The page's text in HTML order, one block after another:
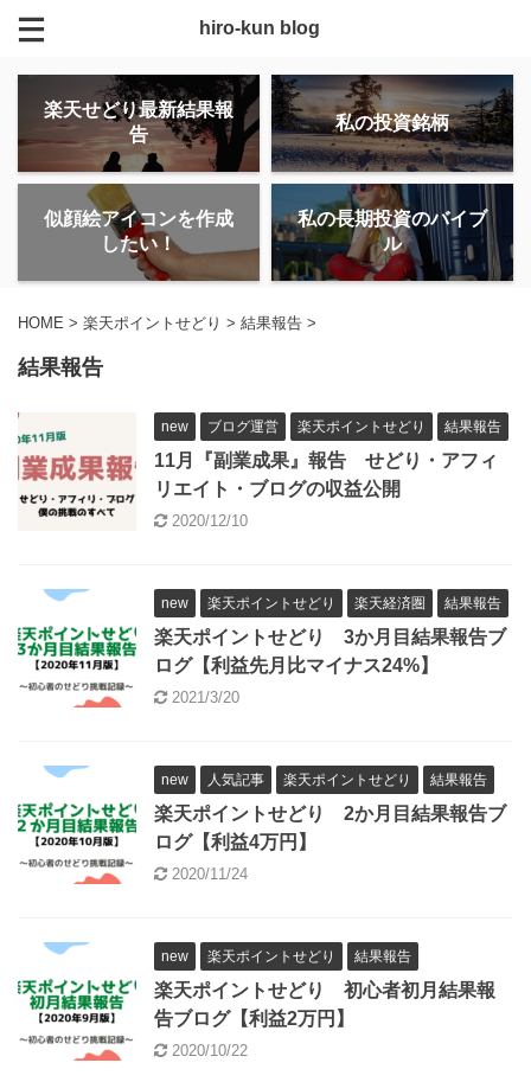
hiro-kun blog
楽天せどり最新結果報
告
私の投資銘柄
似顔絵アイコンを作成
したい！
私の長期投資のバイブ
ル
HOME > 楽天ポイントせどり > 結果報告 >
結果報告
new ブログ運営 楽天ポイントせどり 結果報告
11月『副業成果』報告 せどり・アフィ
リエイト・ブログの収益公開
2020/12/10
new 楽天ポイントせどり 楽天経済圏 結果報告
楽天ポイントせどり 3か月目結果報告ブ
ログ【利益先月比マイナス24%】
2021/3/20
new 人気記事 楽天ポイントせどり 結果報告
楽天ポイントせどり 2か月目結果報告ブ
ログ【利益4万円】
2020/11/24
new 楽天ポイントせどり 結果報告
楽天ポイントせどり 初心者初月結果報
告ブログ【利益2万円】
2020/10/22